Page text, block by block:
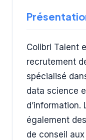
Colibri Talent
recrutement
spécialisé
data science
d’information.
également
de conseil